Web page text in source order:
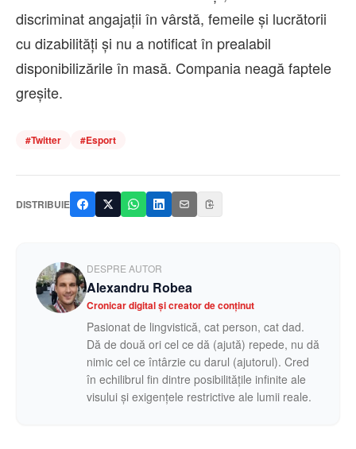
discriminat angajaţii în vârstă, femeile şi lucrătorii
cu dizabilităţi şi nu a notificat în prealabil
disponibilizările în masă. Compania neagă faptele
greşite.
#Twitter #Esport
DISTRIBUIE
DESPRE AUTOR
Alexandru Robea
Cronicar digital și creator de conținut
Pasionat de lingvistică, cat person, cat dad.
Dă de două ori cel ce dă (ajută) repede, nu dă
nimic cel ce întârzie cu darul (ajutorul). Cred
în echilibrul fin dintre posibilitățile infinite ale
visului și exigențele restrictive ale lumii reale.